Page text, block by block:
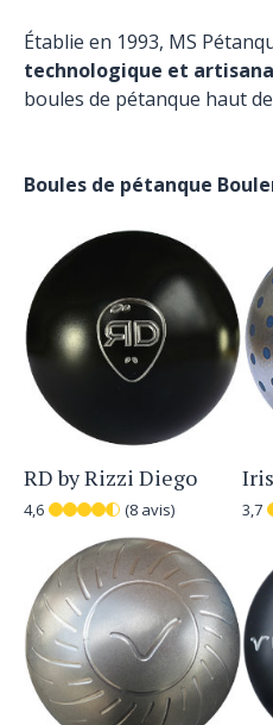
Établie en 1993, MS
technologique et
boules de pétanque haut
Boules de pétanque
RD by Rizzi Diego
4,6 (8 avis)
Iris
3,7